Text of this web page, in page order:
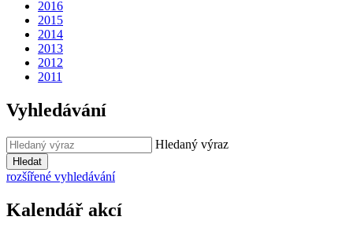
2016
2015
2014
2013
2012
2011
Vyhledávání
Hledaný výraz
Hledat
rozšířené vyhledávání
Kalendář akcí